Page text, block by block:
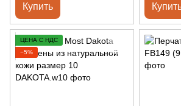
Купить
ЦЕНА С НДС
−5%